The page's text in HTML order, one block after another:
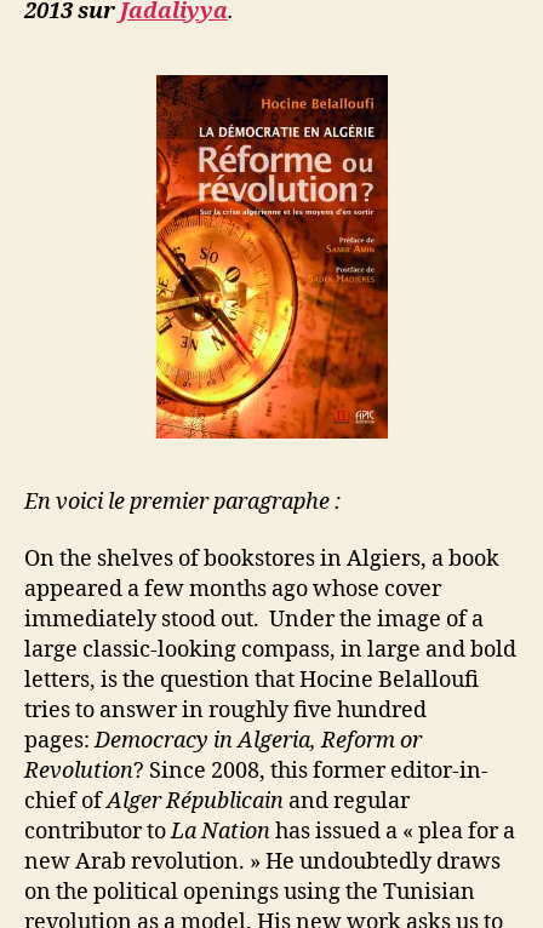
2013 sur Jadaliyya.
En voici le premier paragraphe :
On the shelves of bookstores in Algiers, a book
appeared a few months ago whose cover
immediately stood out. Under the image of a
large classic-looking compass, in large and bold
letters, is the question that Hocine Belalloufi
tries to answer in roughly five hundred
pages:Democracy in Algeria, Reform or
Revolution? Since 2008, this former editor-in-
chief ofAlger Républicain and regular
contributor toLa Nationhas issued a « plea for a
new Arab revolution. » He undoubtedly draws
on the political openings using the Tunisian